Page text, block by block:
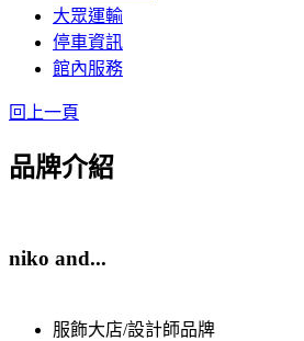
大眾運輸
停車資訊
館內服務
回上一頁
品牌介紹
niko and...
服飾大店/設計師品牌